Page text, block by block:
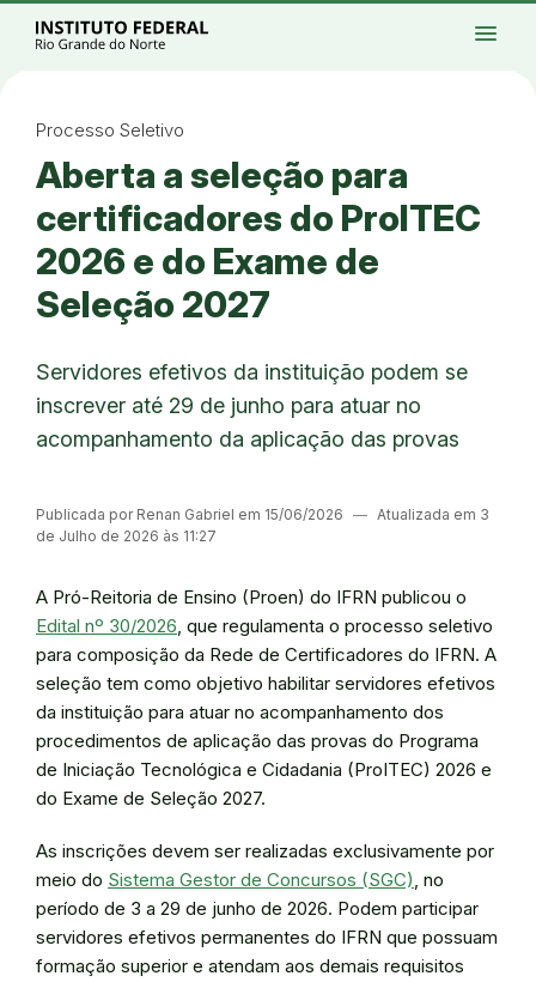
Ir para a página inicial
Ir para a busca
Alto contraste
Login da Área Administrativa
Acessibilidade
menu
Processo Seletivo
Aberta a seleção para
certificadores do ProITEC
2026 e do Exame de
Seleção 2027
Servidores efetivos da instituição podem se
inscrever até 29 de junho para atuar no
acompanhamento da aplicação das provas
Publicada por Renan Gabriel em 15/06/2026 ― Atualizada em 3
de Julho de 2026 às 11:27
A Pró-Reitoria de Ensino (Proen) do IFRN publicou o
Edital nº 30/2026, que regulamenta o processo seletivo
para composição da Rede de Certificadores do IFRN. A
seleção tem como objetivo habilitar servidores efetivos
da instituição para atuar no acompanhamento dos
procedimentos de aplicação das provas do Programa
de Iniciação Tecnológica e Cidadania (ProITEC) 2026 e
do Exame de Seleção 2027.
As inscrições devem ser realizadas exclusivamente por
meio do Sistema Gestor de Concursos (SGC), no
período de 3 a 29 de junho de 2026. Podem participar
servidores efetivos permanentes do IFRN que possuam
formação superior e atendam aos demais requisitos